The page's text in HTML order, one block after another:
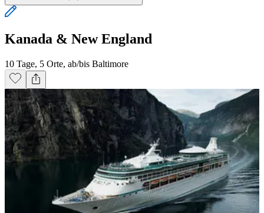
Kanada & New England
10 Tage, 5 Orte, ab/bis Baltimore